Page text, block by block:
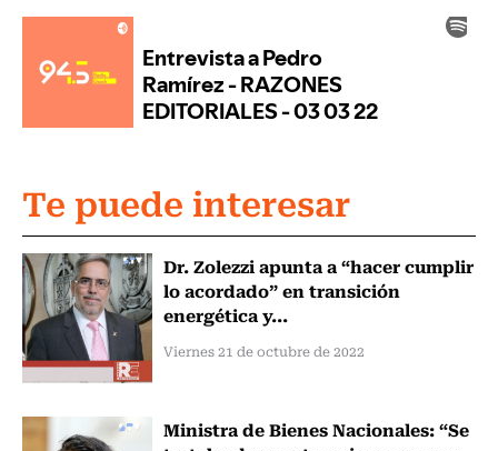
Te puede interesar
Dr. Zolezzi apunta a “hacer cumplir
lo acordado” en transición
energética y...
Viernes 21 de octubre de 2022
Ministra de Bienes Nacionales: “Se